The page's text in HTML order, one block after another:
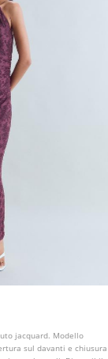
jacquard. Modello
sul davanti e chiusura